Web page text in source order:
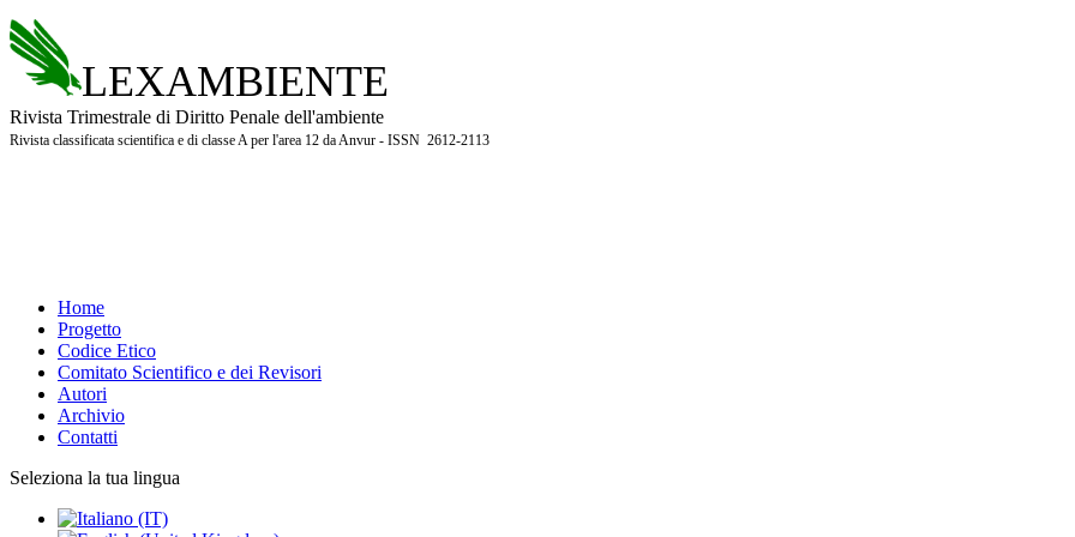
LEXAMBIENTE
Rivista Trimestrale di Diritto Penale dell'ambiente
Rivista classificata scientifica e di classe A per l'area 12 da Anvur - ISSN 2612-2113
Home
Progetto
Codice Etico
Comitato Scientifico e dei Revisori
Autori
Archivio
Contatti
Seleziona la tua lingua